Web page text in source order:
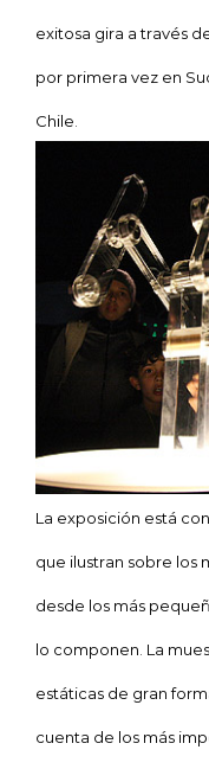
exitosa gira a través
por primera vez en
Chile.
La exposición está
que ilustran sobre los
desde los más
lo componen. La
estáticas de gran
cuenta de los más